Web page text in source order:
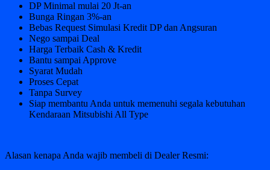
DP Minimal mulai 20 Jt-an
Bunga Ringan 3%-an
Bebas Request Simulasi Kredit DP dan Angsuran
Nego sampai Deal
Harga Terbaik Cash & Kredit
Bantu sampai Approve
Syarat Mudah
Proses Cepat
Tanpa Survey
Siap membantu Anda untuk memenuhi segala kebutuhan
Kendaraan Mitsubishi All Type
Alasan kenapa Anda wajib membeli di Dealer Resmi: